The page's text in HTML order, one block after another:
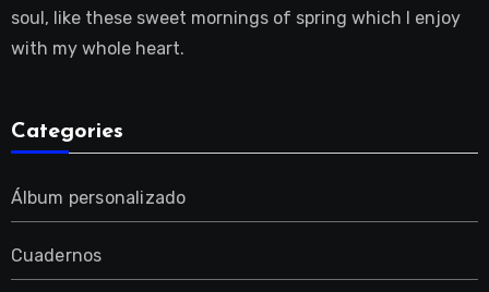
soul, like these sweet mornings of spring which I enjoy
with my whole heart.
Categories
Álbum personalizado
Cuadernos